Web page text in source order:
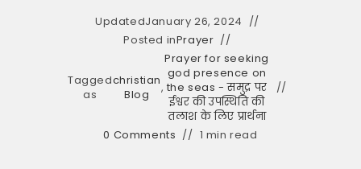
UpdatedJanuary 26, 2024
Posted inPrayer
Tagged
as
christian
Blog
,
Prayer for seeking
god presence on
the seas - समुद्र पर
ईश्वर की उपस्थिति की
तलाश के लिए प्रार्थना
0 Comments
1 min read